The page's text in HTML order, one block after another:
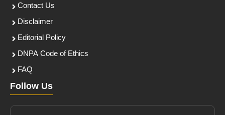
Contact Us
Disclaimer
Editorial Policy
DNPA Code of Ethics
FAQ
Follow Us